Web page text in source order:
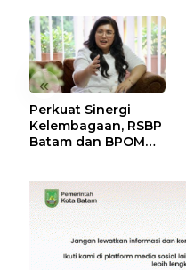
«
Perkuat Sinergi
Kelembagaan, RSBP
Batam dan BPOM
Obat Aman